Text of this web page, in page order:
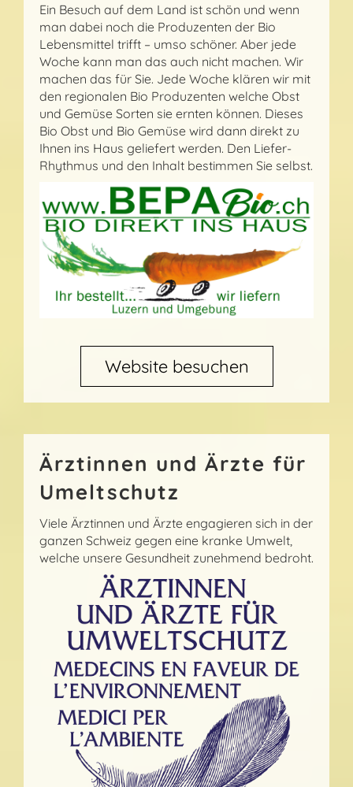
Ein Besuch auf dem Land ist schön und wenn
man dabei noch die Produzenten der Bio
Lebensmittel trifft – umso schöner. Aber jede
Woche kann man das auch nicht machen. Wir
machen das für Sie. Jede Woche klären wir mit
den regionalen Bio Produzenten welche Obst
und Gemüse Sorten sie ernten können. Dieses
Bio Obst und Bio Gemüse wird dann direkt zu
Ihnen ins Haus geliefert werden. Den Liefer-
Rhythmus und den Inhalt bestimmen Sie selbst.
Website besuchen
Ärztinnen und Ärzte für
Umeltschutz
Viele Ärztinnen und Ärzte engagieren sich in der
ganzen Schweiz gegen eine kranke Umwelt,
welche unsere Gesundheit zunehmend bedroht.